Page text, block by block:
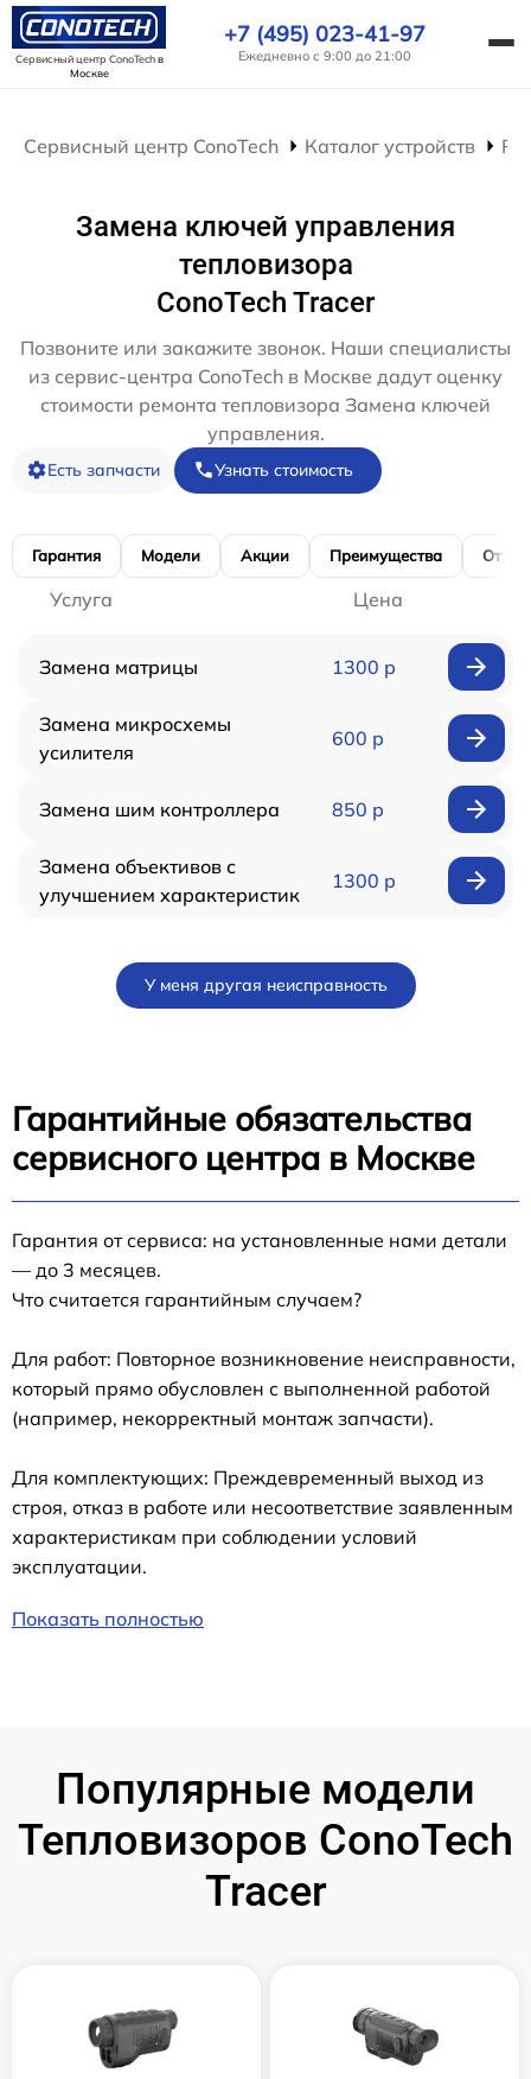
Сервисный центр ConoTechв
Москве
+7 (495) 023-41-97
Ежедневно с 9:00 до 21:00
Сервисный центр ConoTech Каталог устройств
Замена ключей управления
тепловизора
ConoTech Tracer
Позвоните или закажите звонок. Наши специалисты
из сервис-центра ConoTech в Москве дадут оценку
стоимости ремонта тепловизора Замена ключей
управления.
Есть запчасти Узнать стоимость
Гарантия Модели Акции Преимущества
Услуга Цена
Замена матрицы 1300 р
Замена микросхемы
усилителя
600 р
Замена шим контроллера 850 р
Замена объективов с
улучшением характеристик
1300 р
У меня другая неисправность
Гарантийные обязательства
сервисного центра в Москве
Гарантия от сервиса: на установленные нами детали
— до 3 месяцев.
Что считается гарантийным случаем?
Для работ: Повторное возникновение неисправности,
который прямо обусловлен с выполненной работой
(например, некорректный монтаж запчасти).
Для комплектующих: Преждевременный выход из
строя, отказ в работе или несоответствие заявленным
характеристикам при соблюдении условий
эксплуатации.
Показать полностью
Популярные модели
Тепловизоров ConoTech
Tracer